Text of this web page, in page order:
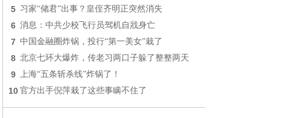
5 习家“储君”出事？皇侄齐明正突然消失
6 消息：中共少校飞行员驾机自戕身亡
7 中国金融圈炸锅，投行“第一美女”栽了
8 北京七环大爆炸，传老习两口子躲了整整两天
9 上海“五条斩杀线”炸锅了！
10 官方出手倪萍栽了这些事瞒不住了